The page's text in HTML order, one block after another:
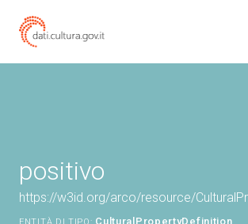
positivo
https://w3id.org/arco/resource/
CulturalPropertyDefinition